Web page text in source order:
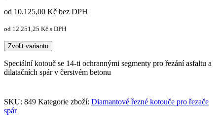
od 10.125,00 Kč bez DPH
od 12.251,25 Kč s DPH
Zvolit variantu
Speciální kotouč se 14-ti ochrannými segmenty pro řezání asfaltu a
dilatačních spár v čerstvém betonu
SKU: 849 Kategorie zboží: Diamantové řezné kotouče pro řezače
spár